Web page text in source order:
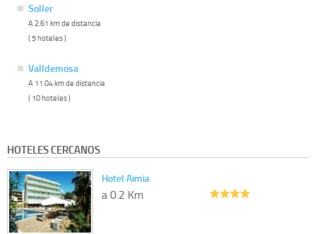
Soller
A 2.61 km de distancia
( 5 hoteles )
Valldemosa
A 11.04 km de distancia
( 10 hoteles )
HOTELES CERCANOS
Hotel Aimia
a 0.2 Km